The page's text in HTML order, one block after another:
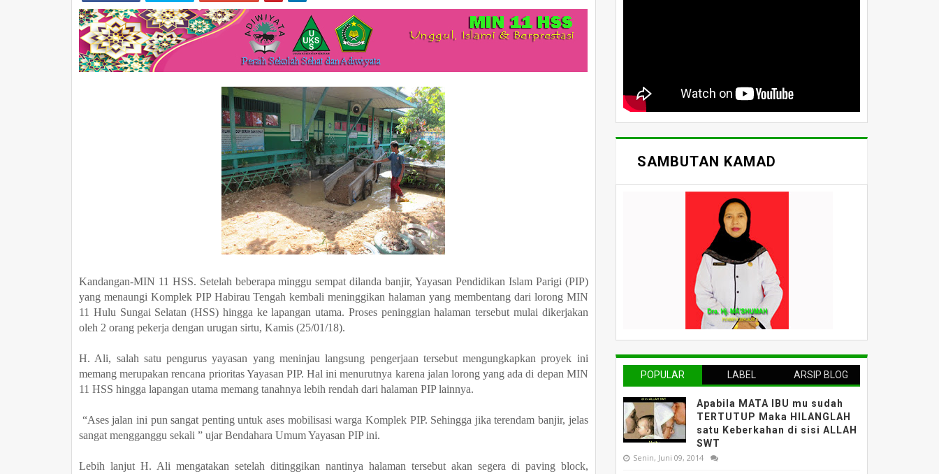
Kandangan-MIN 11 HSS. Setelah beberapa minggu sempat dilanda banjir, Yayasan Pendidikan Islam Parigi (PIP)
yang menaungi Komplek PIP Habirau Tengah kembali meninggikan halaman yang membentang dari lorong MIN
11 Hulu Sungai Selatan (HSS) hingga ke lapangan utama. Proses peninggian halaman tersebut mulai dikerjakan
oleh 2 orang pekerja dengan urugan sirtu, Kamis (25/01/18).
H. Ali, salah satu pengurus yayasan yang meninjau langsung pengerjaan tersebut mengungkapkan proyek ini
memang merupakan rencana prioritas Yayasan PIP. Hal ini menurutnya karena jalan lorong yang ada di depan MIN
11 HSS hingga lapangan utama memang tanahnya lebih rendah dari halaman PIP lainnya.
“Ases jalan ini pun sangat penting untuk ases mobilisasi warga Komplek PIP. Sehingga jika terendam banjir, jelas
sangat mengganggu sekali ” ujar Bendahara Umum Yayasan PIP ini.
Lebih lanjut H. Ali mengatakan setelah ditinggikan nantinya halaman tersebut akan segera di paving block,
SAMBUTAN KAMAD
POPULAR LABEL ARSIP BLOG
Apabila MATA IBU mu sudah
TERTUTUP Maka HILANGLAH
satu Keberkahan di sisi ALLAH
SWT
Senin, Juni 09, 2014